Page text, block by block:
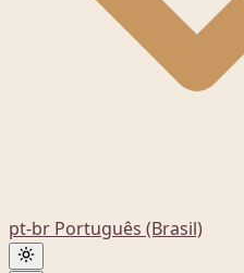
pt-br Português (Brasil)